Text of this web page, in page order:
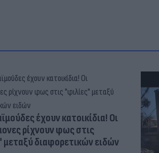
έχουν κατοικίδια! Οι
ρίχνουν φως στις
μεταξύ διαφορετικών ειδών